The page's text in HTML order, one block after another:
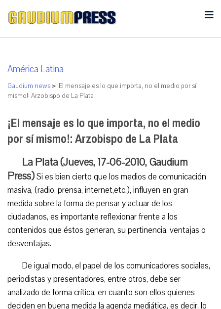
América Latina
Gaudium news > ¡El mensaje es lo que importa, no el medio por sí
mismo!: Arzobispo de La Plata
¡El mensaje es lo que importa, no el medio
por sí mismo!: Arzobispo de La Plata
La Plata (Jueves, 17-06-2010, Gaudium
Press)Si es bien cierto que los medios de comunicación
masiva, (radio, prensa, internet,etc.), influyen en gran
medida sobre la forma de pensar y actuar de los
ciudadanos, es importante reflexionar frente a los
contenidos que éstos generan, su pertinencia, ventajas o
desventajas.
De igual modo, el papel de los comunicadores sociales,
periodistas y presentadores, entre otros, debe ser
analizado de forma crítica, en cuanto son ellos quienes
deciden en buena medida la agenda mediática, es decir, lo